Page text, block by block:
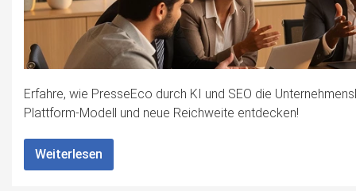
Erfahre, wie PresseEco durch KI und SEO die
Plattform-Modell und neue Reichweite entdecken!
Weiterlesen